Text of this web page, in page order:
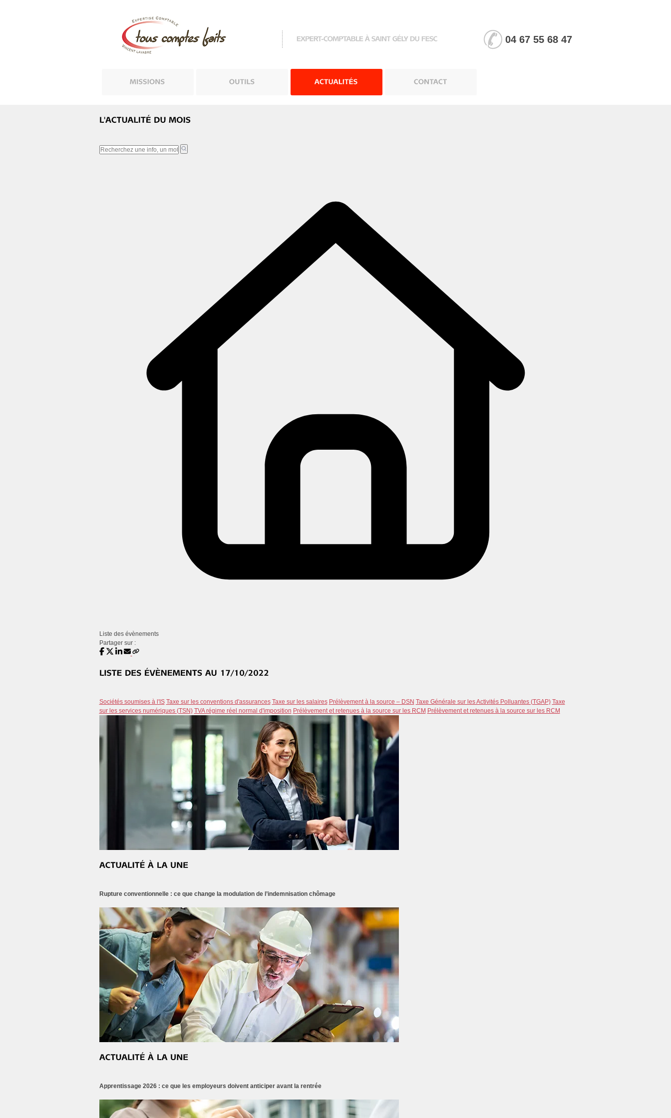
04 67 55 68 47
Liste des évènements
Partager sur :
Sociétés soumises à l'IS Taxe sur les conventions d'assurances Taxe sur les salaires Prélèvement à la source – DSN Taxe Générale sur les Activités Polluantes (TGAP) Taxe
sur les services numériques (TSN) TVA régime réel normal d'imposition Prélèvement et retenues à la source sur les RCM Prélèvement et retenues à la source sur les RCM
Rupture conventionnelle : ce que change la modulation de l’indemnisation chômage
Apprentissage 2026 : ce que les employeurs doivent anticiper avant la rentrée